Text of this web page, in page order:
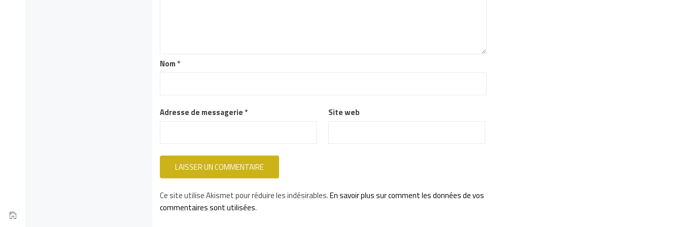
Nom *
Adresse de messagerie * Site web
Ce site utilise Akismet pour réduire les indésirables.En savoir plus sur comment les données de vos
commentaires sont utilisées.